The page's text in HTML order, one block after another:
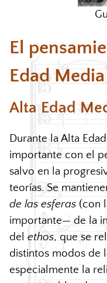
El
Edad Media
Alta Edad
Durante la Alta
importante con el
salvo en la
teorías. Se
de las esferas (con
importante— de la
del ethos, que se
distintos modos de
especialmente la